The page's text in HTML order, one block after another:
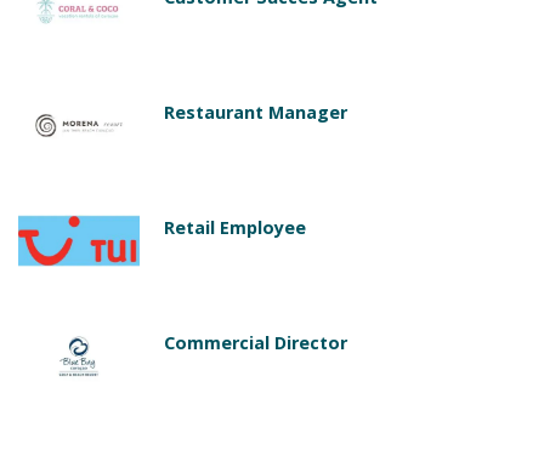
Restaurant Manager
Retail Employee
Commercial Director